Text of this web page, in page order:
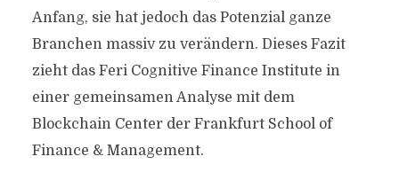
Anfang, sie hat jedoch das Potenzial ganze
Branchen massiv zu verändern. Dieses Fazit
zieht das Feri Cognitive Finance Institute in
einer gemeinsamen Analyse mit dem
Blockchain Center der Frankfurt School of
Finance & Management.